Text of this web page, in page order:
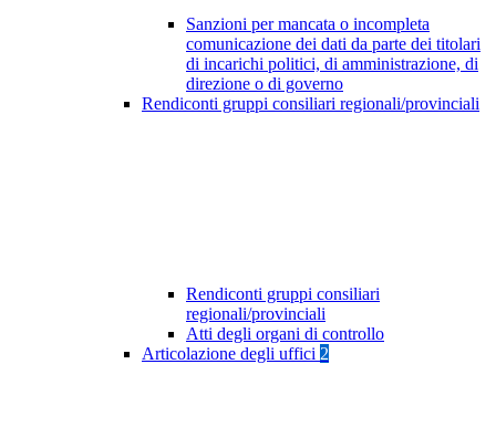
Sanzioni per mancata o incompleta
comunicazione dei dati da parte dei titolari
di incarichi politici, di amministrazione, di
direzione o di governo
Rendiconti gruppi consiliari regionali/provinciali
Rendiconti gruppi consiliari
regionali/provinciali
Atti degli organi di controllo
Articolazione degli uffici 2